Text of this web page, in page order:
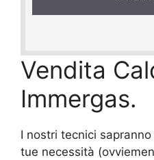
Vendita
Immergas.
I nostri tecnici
tue necessità